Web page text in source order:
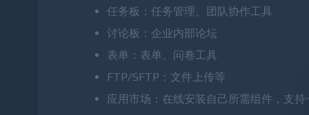
相册：企业图片管理工具
任务板：任务管理、团队协作工具
讨论板：企业内部论坛
表单：表单、问卷工具
FTP/SFTP：文件上传等